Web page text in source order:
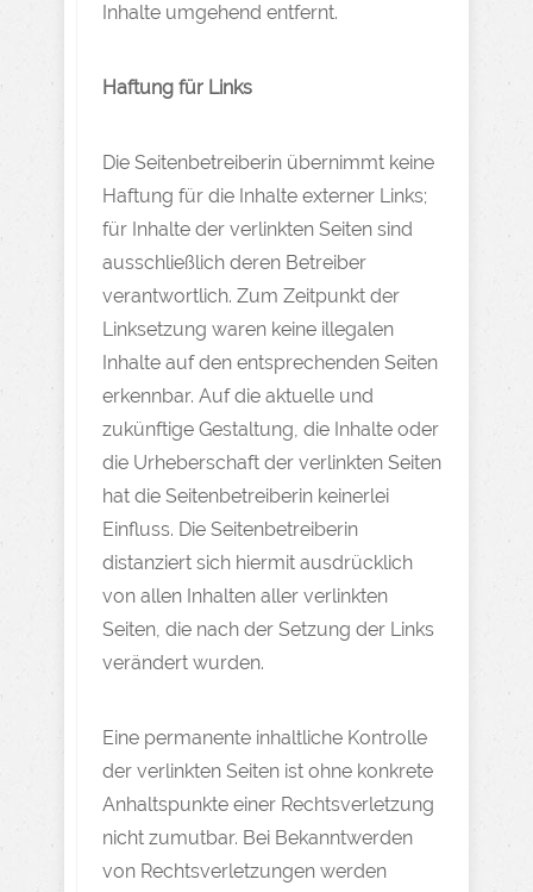
Inhalte umgehend entfernt.
Haftung für Links
Die Seitenbetreiberin übernimmt keine
Haftung für die Inhalte externer Links;
für Inhalte der verlinkten Seiten sind
ausschließlich deren Betreiber
verantwortlich. Zum Zeitpunkt der
Linksetzung waren keine illegalen
Inhalte auf den entsprechenden Seiten
erkennbar. Auf die aktuelle und
zukünftige Gestaltung, die Inhalte oder
die Urheberschaft der verlinkten Seiten
hat die Seitenbetreiberin keinerlei
Einfluss. Die Seitenbetreiberin
distanziert sich hiermit ausdrücklich
von allen Inhalten aller verlinkten
Seiten, die nach der Setzung der Links
verändert wurden.
Eine permanente inhaltliche Kontrolle
der verlinkten Seiten ist ohne konkrete
Anhaltspunkte einer Rechtsverletzung
nicht zumutbar. Bei Bekanntwerden
von Rechtsverletzungen werden